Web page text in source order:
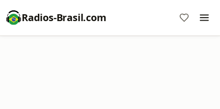
Radios-Brasil.com